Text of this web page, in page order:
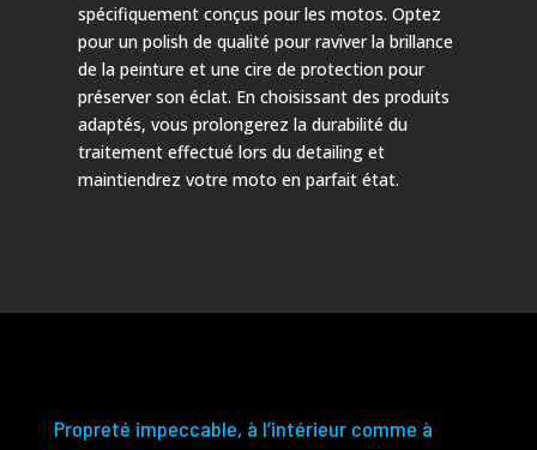
spécifiquement conçus pour les motos. Optez
pour un polish de qualité pour raviver la brillance
de la peinture et une cire de protection pour
préserver son éclat. En choisissant des produits
adaptés, vous prolongerez la durabilité du
traitement effectué lors du detailing et
maintiendrez votre moto en parfait état.
Propreté impeccable, à l’intérieur comme à